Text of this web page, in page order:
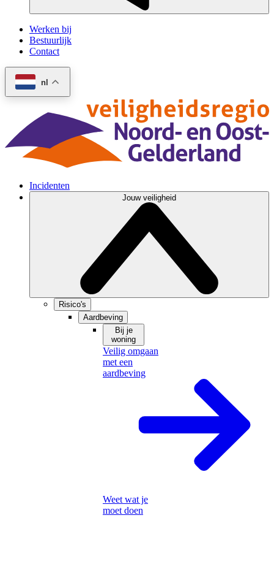
Werken bij
Bestuurlijk
Contact
nl
Incidenten
Jouw veiligheid
Risico's
Aardbeving
Bij je
woning
Veilig omgaan
met een
aardbeving
Weet wat je
moet doen